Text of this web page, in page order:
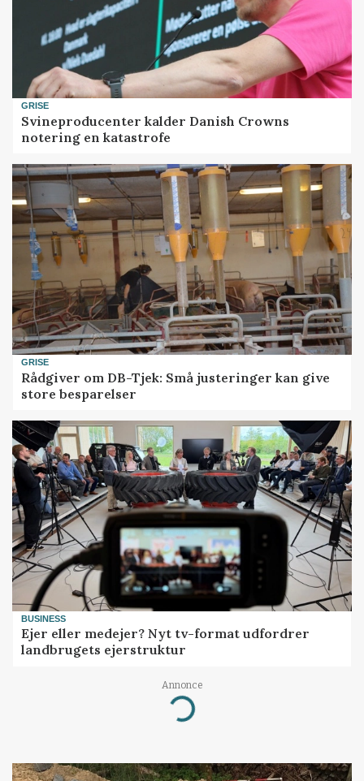
GRISE
Svineproducenter kalder Danish Crowns
notering en katastrofe
GRISE
Rådgiver om DB-Tjek: Små justeringer kan give
store besparelser
BUSINESS
Ejer eller medejer? Nyt tv-format udfordrer
landbrugets ejerstruktur
Annonce
Loading...